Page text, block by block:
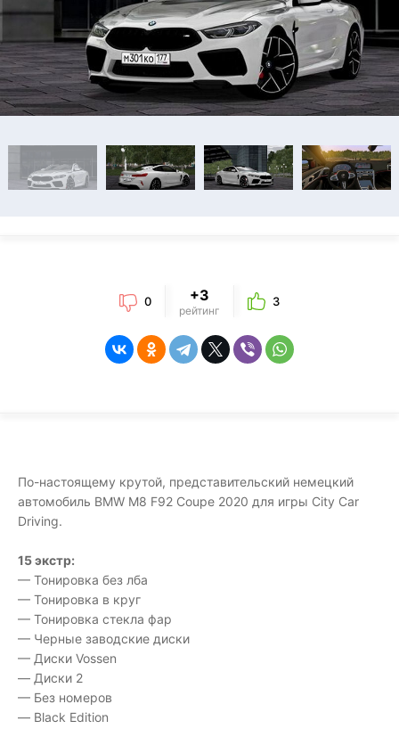
0 +3
рейтинг
3
По-настоящему крутой, представительский немецкий
автомобиль BMW M8 F92 Coupe 2020 для игры City Car
Driving.
15 экстр:
— Тонировка без лба
— Тонировка в круг
— Тонировка стекла фар
— Черные заводские диски
— Диски Vossen
— Диски 2
— Без номеров
— Black Edition